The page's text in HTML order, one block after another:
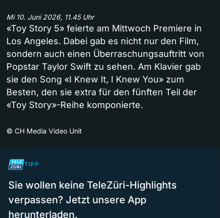
Mi 10. Juni 2026, 11.45 Uhr
«Toy Story 5» feierte am Mittwoch Premiere in
Los Angeles. Dabei gab es nicht nur den Film,
sondern auch einen Überraschungsauftritt von
Popstar Taylor Swift zu sehen. Am Klavier gab
sie den Song «I Knew It, I Knew You» zum
Besten, den sie extra für den fünften Teil der
«Toy Story»-Reihe komponierte.
© CH Media Video Unit
TIPP
Sie wollen keine TeleZüri-Highlights
verpassen? Jetzt unsere App
herunterladen.